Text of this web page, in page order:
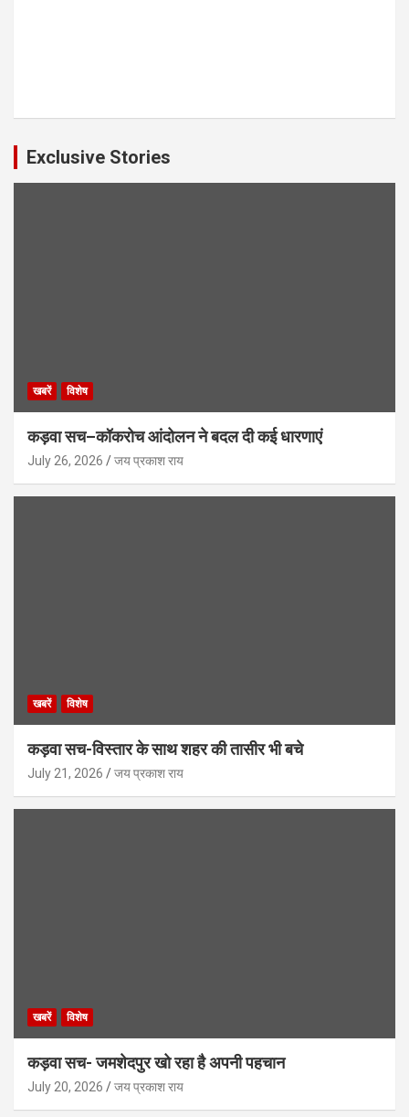
Exclusive Stories
खबरें विशेष
कड़वा सच–कॉकरोच आंदोलन ने बदल दी कई धारणाएं
July 26, 2026 जय प्रकाश राय
खबरें विशेष
कड़वा सच-विस्तार के साथ शहर की तासीर भी बचे
July 21, 2026 जय प्रकाश राय
खबरें विशेष
कड़वा सच- जमशेदपुर खो रहा है अपनी पहचान
July 20, 2026 जय प्रकाश राय